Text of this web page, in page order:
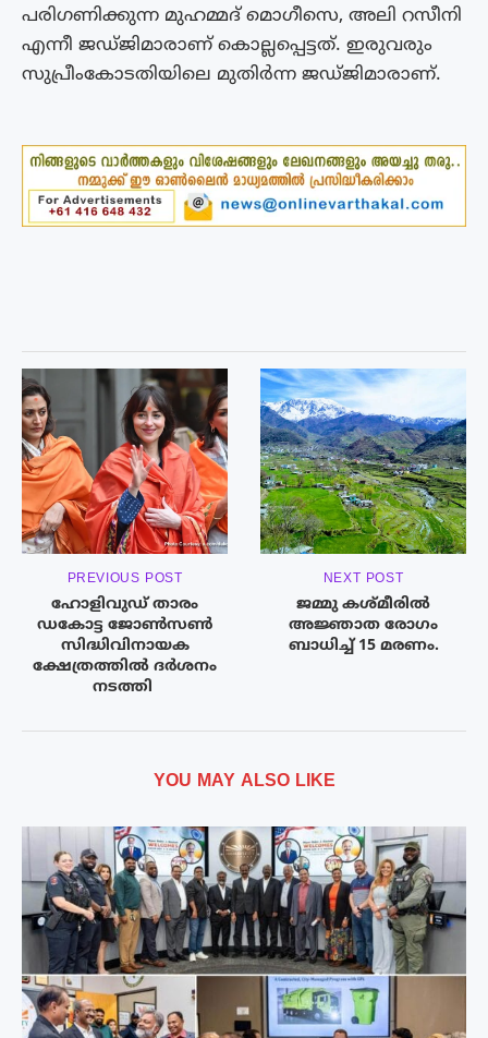
പരിഗണിക്കുന്ന മുഹമ്മദ് മൊഗീസെ, അലി റസീനി
എന്നീ ജഡ്ജിമാരാണ് കൊല്ലപ്പെട്ടത്. ഇരുവരും
സുപ്രീംകോടതിയിലെ മുതിർന്ന ജഡ്ജിമാരാണ്.
PREVIOUS POST
ഹോളിവുഡ് താരം
ഡകോട്ട ജോൺസൺ
സിദ്ധിവിനായക
ക്ഷേത്രത്തിൽ ദർശനം
നടത്തി ​
NEXT POST
ജമ്മു കശ്മീരിൽ
അജ്ഞാത രോഗം
ബാധിച്ച് 15 മരണം.
YOU MAY ALSO LIKE